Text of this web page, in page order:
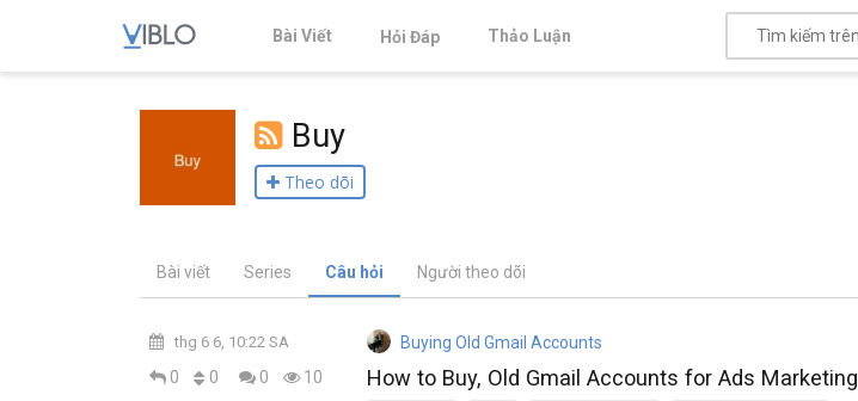
Bài Viết Hỏi Đáp Thảo Luận
Buy
Theo dõi
Bài viết Series Câu hỏi Người theo dõi
thg 6 6, 10:22 SA
0 0 0 10
Buying Old Gmail Accounts
How to Buy, Old Gmail Accounts for Ads Marketing